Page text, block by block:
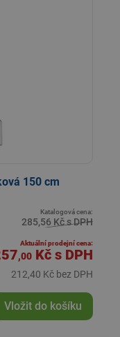
150 cm
Katalogová cena:
285,56 Kč s DPH
Aktuální prodejní cena:
,00 Kč s DPH
212,40 Kč bez DPH
Vložit do košíku